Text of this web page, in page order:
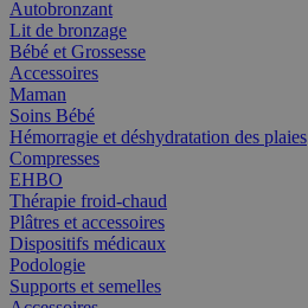
Autobronzant
Lit de bronzage
Bébé et Grossesse
Accessoires
Maman
Soins Bébé
Hémorragie et déshydratation des plaies
Compresses
EHBO
Thérapie froid-chaud
Plâtres et accessoires
Dispositifs médicaux
Podologie
Supports et semelles